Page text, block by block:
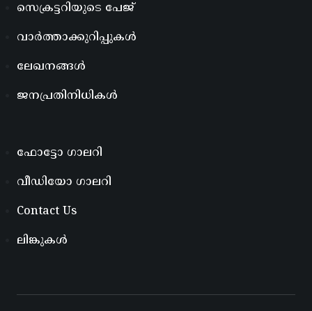
സെക്രട്ടറിയുടെ പേജ്
വാർത്താക്കുറിപ്പുകൾ
ലേഖനങ്ങൾ
ജനപ്രതിനിധികൾ
ഫോട്ടോ ഗാലറി
വീഡിയോ ഗാലറി
Contact Us
ലിങ്കുകൾ